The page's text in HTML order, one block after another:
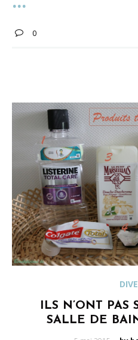
0
ILS N’ONT PAS
SALLE DE